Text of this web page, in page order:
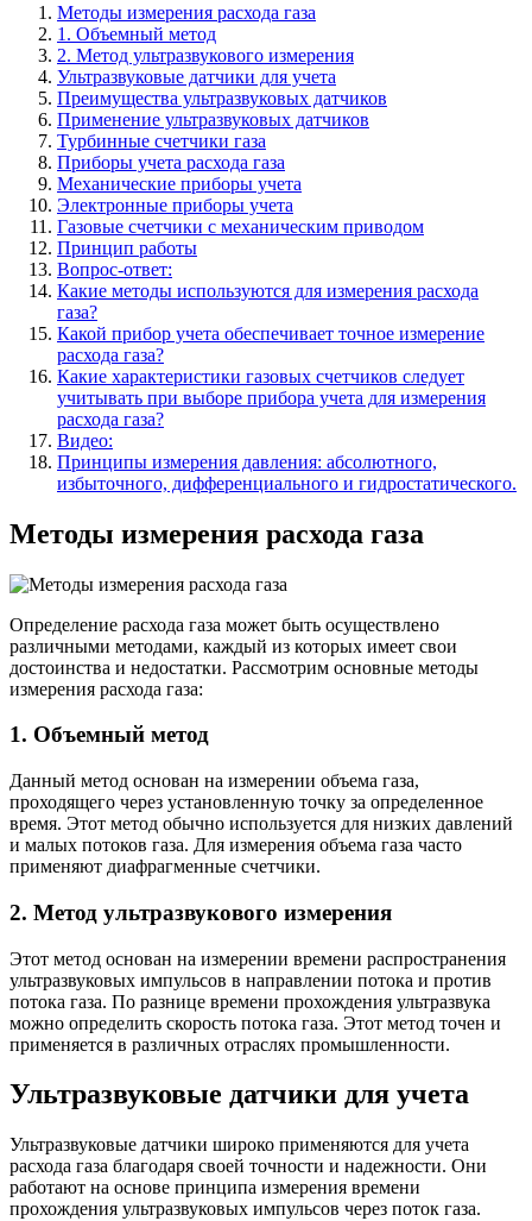
Методы измерения расхода газа
1. Объемный метод
2. Метод ультразвукового измерения
Ультразвуковые датчики для учета
Преимущества ультразвуковых датчиков
Применение ультразвуковых датчиков
Турбинные счетчики газа
Приборы учета расхода газа
Механические приборы учета
Электронные приборы учета
Газовые счетчики с механическим приводом
Принцип работы
Вопрос-ответ:
Какие методы используются для измерения расхода
газа?
Какой прибор учета обеспечивает точное измерение
расхода газа?
Какие характеристики газовых счетчиков следует
учитывать при выборе прибора учета для измерения
расхода газа?
Видео:
Принципы измерения давления: абсолютного,
избыточного, дифференциального и гидростатического.
Методы измерения расхода газа
Определение расхода газа может быть осуществлено
различными методами, каждый из которых имеет свои
достоинства и недостатки. Рассмотрим основные методы
измерения расхода газа:
1. Объемный метод
Данный метод основан на измерении объема газа,
проходящего через установленную точку за определенное
время. Этот метод обычно используется для низких давлений
и малых потоков газа. Для измерения объема газа часто
применяют диафрагменные счетчики.
2. Метод ультразвукового измерения
Этот метод основан на измерении времени распространения
ультразвуковых импульсов в направлении потока и против
потока газа. По разнице времени прохождения ультразвука
можно определить скорость потока газа. Этот метод точен и
применяется в различных отраслях промышленности.
Ультразвуковые датчики для учета
Ультразвуковые датчики широко применяются для учета
расхода газа благодаря своей точности и надежности. Они
работают на основе принципа измерения времени
прохождения ультразвуковых импульсов через поток газа.